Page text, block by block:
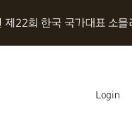
제22회 한국 국가대표 소믈
Login